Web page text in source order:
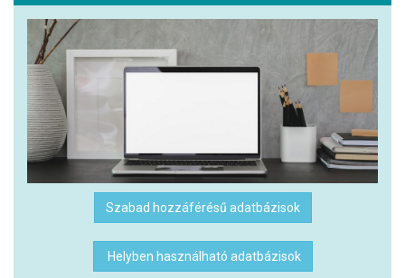
Szabad hozzáférésű adatbázisok
Helyben használható adatbázisok